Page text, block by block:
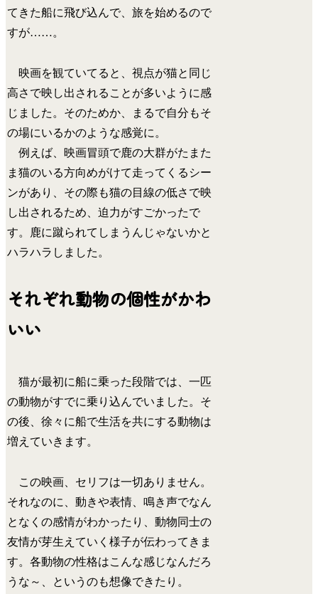
てきた船に飛び込んで、旅を始めるので
すが……。
映画を観ていてると、視点が猫と同じ
高さで映し出されることが多いように感
じました。そのためか、まるで自分もそ
の場にいるかのような感覚に。
例えば、映画冒頭で鹿の大群がたまた
ま猫のいる方向めがけて走ってくるシー
ンがあり、その際も猫の目線の低さで映
し出されるため、迫力がすごかったで
す。鹿に蹴られてしまうんじゃないかと
ハラハラしました。
それぞれ動物の個性がかわ
いい
猫が最初に船に乗った段階では、一匹
の動物がすでに乗り込んでいました。そ
の後、徐々に船で生活を共にする動物は
増えていきます。
この映画、セリフは一切ありません。
それなのに、動きや表情、鳴き声でなん
となくの感情がわかったり、動物同士の
友情が芽生えていく様子が伝わってきま
す。各動物の性格はこんな感じなんだろ
うな～、というのも想像できたり。